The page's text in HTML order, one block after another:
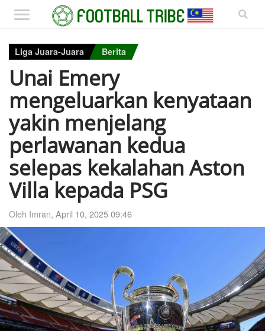
Liga Juara-Juara Berita
Unai Emery
mengeluarkan kenyataan
yakin menjelang
perlawanan kedua
selepas kekalahan Aston
Villa kepada PSG
Oleh Imran, April 10, 2025 09:46